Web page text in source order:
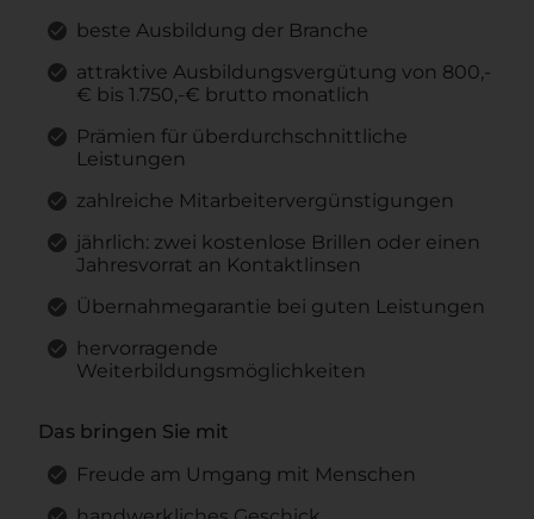
beste Ausbildung der Branche
attraktive Ausbildungsvergütung von 800,-
€ bis 1.750,-€ brutto monatlich
Prämien für überdurchschnittliche
Leistungen
zahlreiche Mitarbeitervergünstigungen
jährlich: zwei kostenlose Brillen oder einen
Jahresvorrat an Kontaktlinsen
Übernahmegarantie bei guten Leistungen
hervorragende
Weiterbildungsmöglichkeiten
Das bringen Sie mit
Freude am Umgang mit Menschen